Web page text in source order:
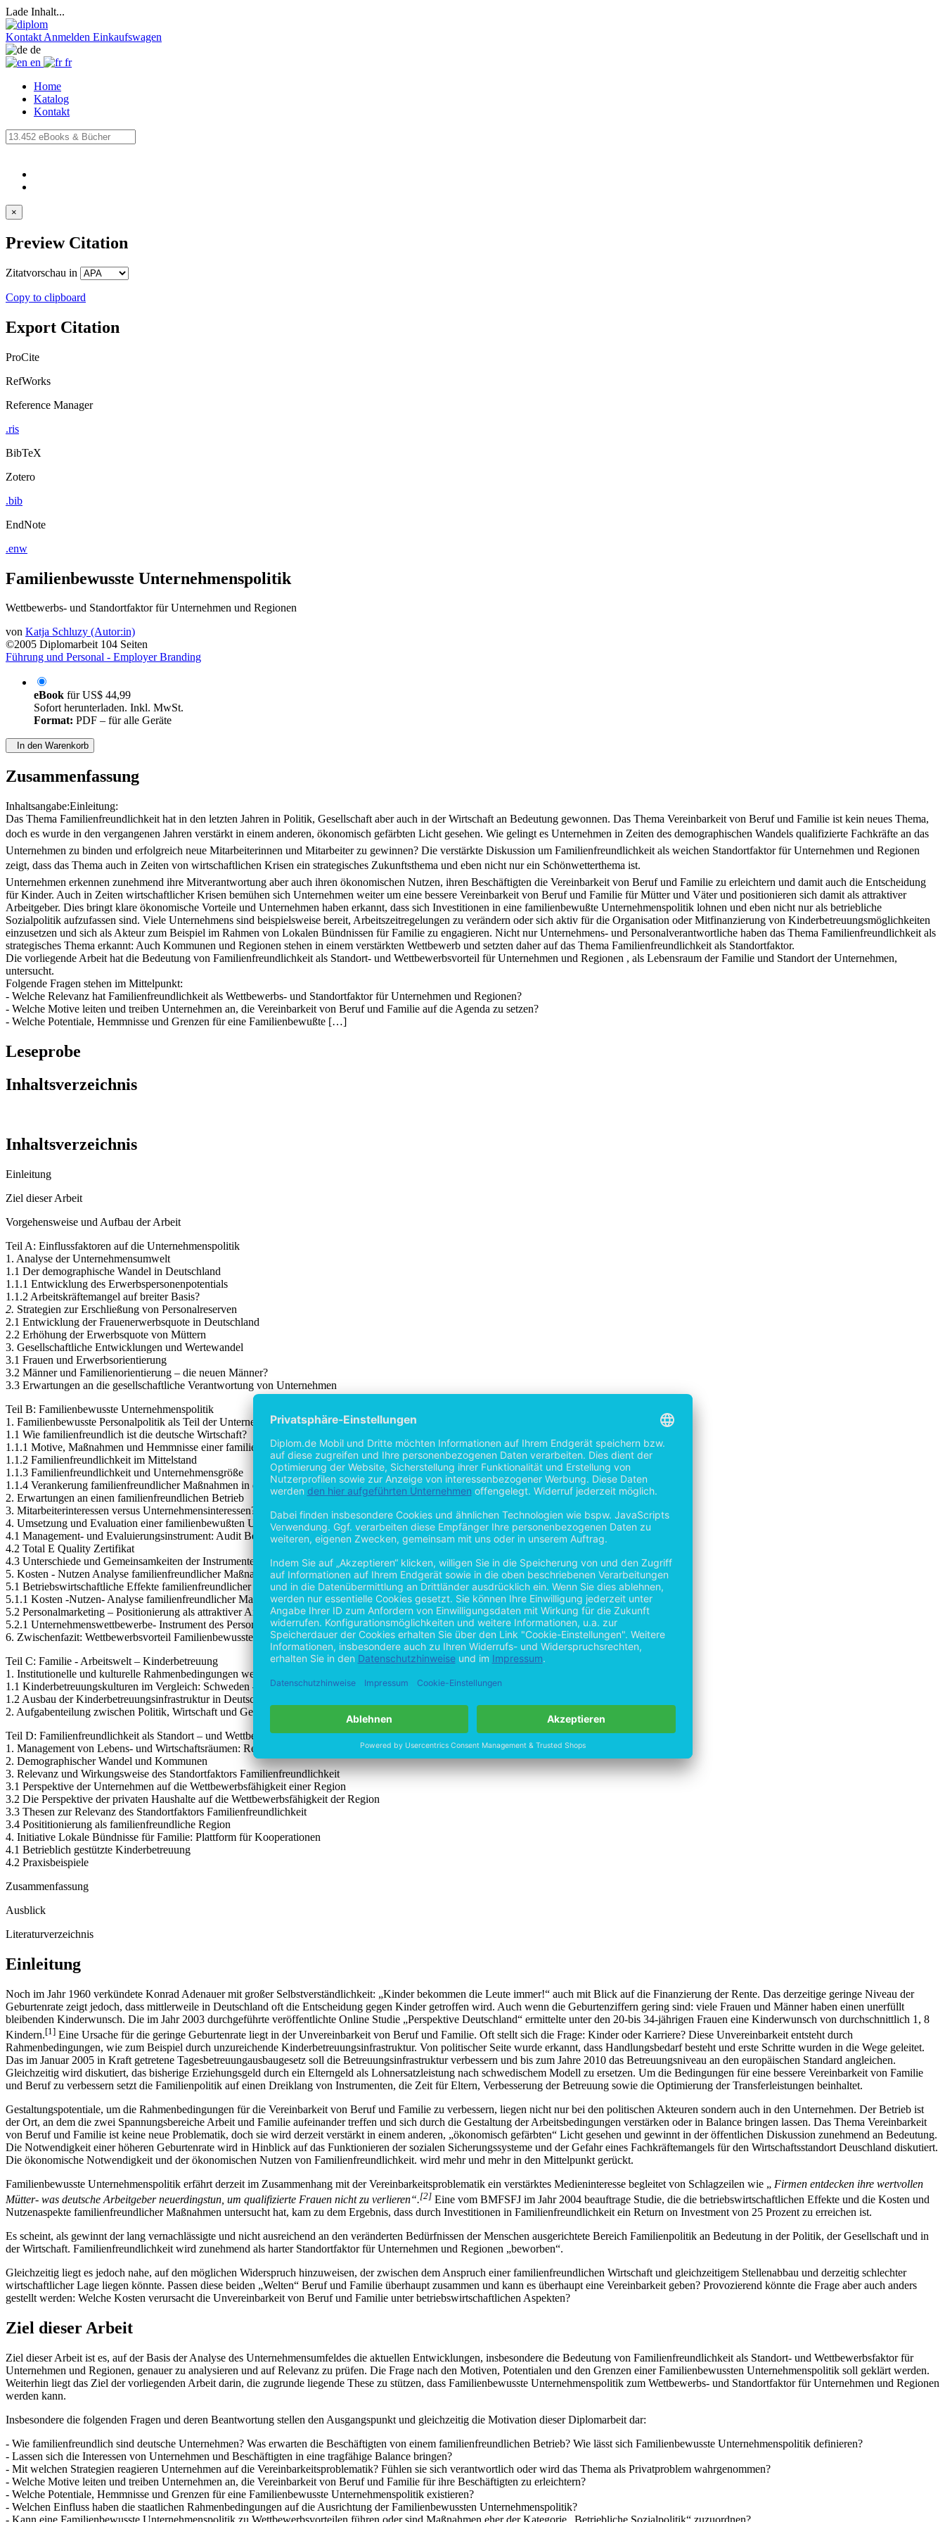
Lade Inhalt...
Kontakt Anmelden Einkaufswagen
de
en
fr
Home
Katalog
Kontakt
×
Preview Citation
Zitatvorschau in
Copy to clipboard
Export Citation
ProCite
RefWorks
Reference Manager
.ris
BibTeX
Zotero
.bib
EndNote
.enw
Familienbewusste Unternehmenspolitik
Wettbewerbs- und Standortfaktor für Unternehmen und Regionen
von Katja Schluzy (Autor:in)
©2005 Diplomarbeit 104 Seiten
Führung und Personal - Employer Branding
eBook fürUS$ 44,99
Sofort herunterladen. Inkl. MwSt.
Format: PDF – für alle Geräte
In den Warenkorb
Zusammenfassung
Inhaltsangabe:Einleitung:
Das Thema Familienfreundlichkeit hat in den letzten Jahren in Politik, Gesellschaft aber auch in der Wirtschaft an Bedeutung gewonnen. Das Thema Vereinbarkeit von Beruf und Familie ist kein neues Thema,
doch es wurde in den vergangenen Jahren verstärkt in einem anderen, ökonomisch gefärbten Licht gesehen. Wie gelingt es Unternehmen in Zeiten des demographischen Wandels qualifizierte Fachkräfte an das
Unternehmen zu binden und erfolgreich neue Mitarbeiterinnen und Mitarbeiter zu gewinnen? Die verstärkte Diskussion um Familienfreundlichkeit als weichen Standortfaktor für Unternehmen und Regionen
zeigt, dass das Thema auch in Zeiten von wirtschaftlichen Krisen ein strategisches Zukunftsthema und eben nicht nur ein Schönwetterthema ist.
Unternehmen erkennen zunehmend ihre Mitverantwortung aber auch ihren ökonomischen Nutzen, ihren Beschäftigten die Vereinbarkeit von Beruf und Familie zu erleichtern und damit auch die Entscheidung
für Kinder. Auch in Zeiten wirtschaftlicher Krisen bemühen sich Unternehmen weiter um eine bessere Vereinbarkeit von Beruf und Familie für Mütter und Väter und positionieren sich damit als attraktiver
Arbeitgeber. Dies bringt klare ökonomische Vorteile und Unternehmen haben erkannt, dass sich Investitionen in eine familienbewußte Unternehmenspolitik lohnen und eben nicht nur als betriebliche
Sozialpolitik aufzufassen sind. Viele Unternehmens sind beispielsweise bereit, Arbeitszeitregelungen zu verändern oder sich aktiv für die Organisation oder Mitfinanzierung von Kinderbetreuungsmöglichkeiten
einzusetzen und sich als Akteur zum Beispiel im Rahmen von Lokalen Bündnissen für Familie zu engagieren. Nicht nur Unternehmens- und Personalverantwortliche haben das Thema Familienfreundlichkeit als
strategisches Thema erkannt: Auch Kommunen und Regionen stehen in einem verstärkten Wettbewerb und setzten daher auf das Thema Familienfreundlichkeit als Standortfaktor.
Die vorliegende Arbeit hat die Bedeutung von Familienfreundlichkeit als Standort- und Wettbewerbsvorteil für Unternehmen und Regionen , als Lebensraum der Familie und Standort der Unternehmen,
untersucht.
Folgende Fragen stehen im Mittelpunkt:
- Welche Relevanz hat Familienfreundlichkeit als Wettbewerbs- und Standortfaktor für Unternehmen und Regionen?
- Welche Motive leiten und treiben Unternehmen an, die Vereinbarkeit von Beruf und Familie auf die Agenda zu setzen?
- Welche Potentiale, Hemmnisse und Grenzen für eine Familienbewußte […]
Leseprobe
Inhaltsverzeichnis
Inhaltsverzeichnis
Einleitung
Ziel dieser Arbeit
Vorgehensweise und Aufbau der Arbeit
Teil A: Einflussfaktoren auf die Unternehmenspolitik
1. Analyse der Unternehmensumwelt
1.1 Der demographische Wandel in Deutschland
1.1.1 Entwicklung des Erwerbspersonenpotentials
1.1.2 Arbeitskräftemangel auf breiter Basis?
2. Strategien zur Erschließung von Personalreserven
2.1 Entwicklung der Frauenerwerbsquote in Deutschland
2.2 Erhöhung der Erwerbsquote von Müttern
3. Gesellschaftliche Entwicklungen und Wertewandel
3.1 Frauen und Erwerbsorientierung
3.2 Männer und Familienorientierung – die neuen Männer?
3.3 Erwartungen an die gesellschaftliche Verantwortung von Unternehmen
Teil B: Familienbewusste Unternehmenspolitik
1. Familienbewusste Personalpolitik als Teil der Unternehmenspolitik
1.1 Wie familienfreundlich ist die deutsche Wirtschaft?
1.1.1 Motive, Maßnahmen und Hemmnisse einer familienbewußten Personalpolitik
1.1.2 Familienfreundlichkeit im Mittelstand
1.1.3 Familienfreundlichkeit und Unternehmensgröße
1.1.4 Verankerung familienfreundlicher Maßnahmen in den Unternehmen
2. Erwartungen an einen familienfreundlichen Betrieb
3. Mitarbeiterinteressen versus Unternehmensinteressen?
4. Umsetzung und Evaluation einer familienbewußten Unternehmenspolitik
4.1 Management- und Evaluierungsinstrument: Audit Beruf und Familie
4.2 Total E Quality Zertifikat
4.3 Unterschiede und Gemeinsamkeiten der Instrumente
5. Kosten - Nutzen Analyse familienfreundlicher Maßnahmen
5.1 Betriebswirtschaftliche Effekte familienfreundlicher Maßnahmen
5.1.1 Kosten -Nutzen- Analyse familienfreundlicher Maßnahmen am Beispiel des Mittelstandes
5.2 Personalmarketing – Positionierung als attraktiver Arbeitgeber
5.2.1 Unternehmenswettbewerbe- Instrument des Personalmarketings
6. Zwischenfazit: Wettbewerbsvorteil Familienbewusste Unternehmenspolitik
Teil C: Familie - Arbeitswelt – Kinderbetreuung
1. Institutionelle und kulturelle Rahmenbedingungen weiblicher Erwerbsarbeit
1.1 Kinderbetreuungskulturen im Vergleich: Schweden – Deutschland
1.2 Ausbau der Kinderbetreuungsinfrastruktur in Deutschland
2. Aufgabenteilung zwischen Politik, Wirtschaft und Gesellschaft
Teil D: Familienfreundlichkeit als Standort – und Wettbewerbsfaktor für Kommunen und Regionen
1. Management von Lebens- und Wirtschaftsräumen: Regionen im Wettbewerb
2. Demographischer Wandel und Kommunen
3. Relevanz und Wirkungsweise des Standortfaktors Familienfreundlichkeit
3.1 Perspektive der Unternehmen auf die Wettbewerbsfähigkeit einer Region
3.2 Die Perspektive der privaten Haushalte auf die Wettbewerbsfähigkeit der Region
3.3 Thesen zur Relevanz des Standortfaktors Familienfreundlichkeit
3.4 Posititionierung als familienfreundliche Region
4. Initiative Lokale Bündnisse für Familie: Plattform für Kooperationen
4.1 Betrieblich gestützte Kinderbetreuung
4.2 Praxisbeispiele
Zusammenfassung
Ausblick
Literaturverzeichnis
Einleitung
Noch im Jahr 1960 verkündete Konrad Adenauer mit großer Selbstverständlichkeit: „Kinder bekommen die Leute immer!“ auch mit Blick auf die Finanzierung der Rente. Das derzeitige geringe Niveau der
Geburtenrate zeigt jedoch, dass mittlerweile in Deutschland oft die Entscheidung gegen Kinder getroffen wird. Auch wenn die Geburtenziffern gering sind: viele Frauen und Männer haben einen unerfüllt
bleibenden Kinderwunsch. Die im Jahr 2003 durchgeführte veröffentlichte Online Studie „Perspektive Deutschland“ ermittelte unter den 20-bis 34-jährigen Frauen eine Kinderwunsch von durchschnittlich 1, 8
Kindern.[1] Eine Ursache für die geringe Geburtenrate liegt in der Unvereinbarkeit von Beruf und Familie. Oft stellt sich die Frage: Kinder oder Karriere? Diese Unvereinbarkeit entsteht durch
Rahmenbedingungen, wie zum Beispiel durch unzureichende Kinderbetreuungsinfrastruktur. Von politischer Seite wurde erkannt, dass Handlungsbedarf besteht und erste Schritte wurden in die Wege geleitet.
Das im Januar 2005 in Kraft getretene Tagesbetreuungausbaugesetz soll die Betreuungsinfrastruktur verbessern und bis zum Jahre 2010 das Betreuungsniveau an den europäischen Standard angleichen.
Gleichzeitig wird diskutiert, das bisherige Erziehungsgeld durch ein Elterngeld als Lohnersatzleistung nach schwedischem Modell zu ersetzen. Um die Bedingungen für eine bessere Vereinbarkeit von Familie
und Beruf zu verbessern setzt die Familienpolitik auf einen Dreiklang von Instrumenten, die Zeit für Eltern, Verbesserung der Betreuung sowie die Optimierung der Transferleistungen beinhaltet.
Gestaltungspotentiale, um die Rahmenbedingungen für die Vereinbarkeit von Beruf und Familie zu verbessern, liegen nicht nur bei den politischen Akteuren sondern auch in den Unternehmen. Der Betrieb ist
der Ort, an dem die zwei Spannungsbereiche Arbeit und Familie aufeinander treffen und sich durch die Gestaltung der Arbeitsbedingungen verstärken oder in Balance bringen lassen. Das Thema Vereinbarkeit
von Beruf und Familie ist keine neue Problematik, doch sie wird derzeit verstärkt in einem anderen, „ökonomisch gefärbten“ Licht gesehen und gewinnt in der öffentlichen Diskussion zunehmend an Bedeutung.
Die Notwendigkeit einer höheren Geburtenrate wird in Hinblick auf das Funktionieren der sozialen Sicherungssysteme und der Gefahr eines Fachkräftemangels für den Wirtschaftsstandort Deuschland diskutiert.
Die ökonomische Notwendigkeit und der ökonomischen Nutzen von Familienfreundlichkeit. wird mehr und mehr in den Mittelpunkt gerückt.
Familienbewusste Unternehmenspolitik erfährt derzeit im Zusammenhang mit der Vereinbarkeitsproblematik ein verstärktes Medieninteresse begleitet von Schlagzeilen wie „ Firmen entdecken ihre wertvollen
Mütter- was deutsche Arbeitgeber neuerdingstun, um qualifizierte Frauen nicht zu verlieren“.[2] Eine vom BMFSFJ im Jahr 2004 beauftrage Studie, die die betriebswirtschaftlichen Effekte und die Kosten und
Nutzenaspekte familienfreundlicher Maßnahmen untersucht hat, kam zu dem Ergebnis, dass durch Investitionen in Familienfreundlichkeit ein Return on Investment von 25 Prozent zu erreichen ist.
Es scheint, als gewinnt der lang vernachlässigte und nicht ausreichend an den veränderten Bedürfnissen der Menschen ausgerichtete Bereich Familienpolitik an Bedeutung in der Politik, der Gesellschaft und in
der Wirtschaft. Familienfreundlichkeit wird zunehmend als harter Standortfaktor für Unternehmen und Regionen „beworben“.
Gleichzeitig liegt es jedoch nahe, auf den möglichen Widerspruch hinzuweisen, der zwischen dem Anspruch einer familienfreundlichen Wirtschaft und gleichzeitigem Stellenabbau und derzeitig schlechter
wirtschaftlicher Lage liegen könnte. Passen diese beiden „Welten“ Beruf und Familie überhaupt zusammen und kann es überhaupt eine Vereinbarkeit geben? Provozierend könnte die Frage aber auch anders
gestellt werden: Welche Kosten verursacht die Unvereinbarkeit von Beruf und Familie unter betriebswirtschaftlichen Aspekten?
Ziel dieser Arbeit
Ziel dieser Arbeit ist es, auf der Basis der Analyse des Unternehmensumfeldes die aktuellen Entwicklungen, insbesondere die Bedeutung von Familienfreundlichkeit als Standort- und Wettbewerbsfaktor für
Unternehmen und Regionen, genauer zu analysieren und auf Relevanz zu prüfen. Die Frage nach den Motiven, Potentialen und den Grenzen einer Familienbewussten Unternehmenspolitik soll geklärt werden.
Weiterhin liegt das Ziel der vorliegenden Arbeit darin, die zugrunde liegende These zu stützen, dass Familienbewusste Unternehmenspolitik zum Wettbewerbs- und Standortfaktor für Unternehmen und Regionen
werden kann.
Insbesondere die folgenden Fragen und deren Beantwortung stellen den Ausgangspunkt und gleichzeitig die Motivation dieser Diplomarbeit dar:
- Wie familienfreundlich sind deutsche Unternehmen? Was erwarten die Beschäftigten von einem familienfreundlichen Betrieb? Wie lässt sich Familienbewusste Unternehmenspolitik definieren?
- Lassen sich die Interessen von Unternehmen und Beschäftigten in eine tragfähige Balance bringen?
- Mit welchen Strategien reagieren Unternehmen auf die Vereinbarkeitsproblematik? Fühlen sie sich verantwortlich oder wird das Thema als Privatproblem wahrgenommen?
- Welche Motive leiten und treiben Unternehmen an, die Vereinbarkeit von Beruf und Familie für ihre Beschäftigten zu erleichtern?
- Welche Potentiale, Hemmnisse und Grenzen für eine Familienbewusste Unternehmenspolitik existieren?
- Welchen Einfluss haben die staatlichen Rahmenbedingungen auf die Ausrichtung der Familienbewussten Unternehmenspolitik?
- Kann eine Familienbewusste Unternehmenspolitik zu Wettbewerbsvorteilen führen oder sind Maßnahmen eher der Kategorie „Betriebliche Sozialpolitik“ zuzuordnen?